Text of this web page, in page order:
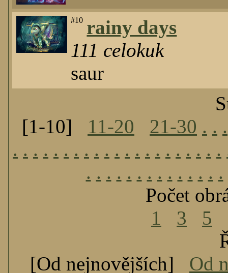
#10 rainy days
111 celokuk
saur
[1-10] 11-20 21-30 . . .
. . . . . . . . . . . . . . . . . . . . .
. . . . . . . . . . . . . .
Počet
1
3 5
[Od nejnovějších] Od